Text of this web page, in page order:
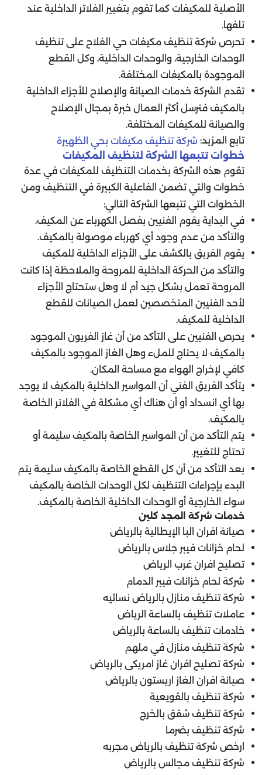
الأصلية للمكيفات كما تقوم بتغيير الفلاتر الداخلية عند
تلفها.
تحرص شركة تنظيف مكيفات حي الفلاح على تنظيف
الوحدات الخارجية، والوحدات الداخلية، وكل القطع
الموجودة بالمكيفات المختلفة.
تقدم الشركة خدمات الصيانة والإصلاح للأجزاء الداخلية
بالمكيف فترسل أكثر العمال خبرة بمجال الإصلاح
والصيانة للمكيفات المختلفة.
تابع المزيد: شركة تنظيف مكيفات بحي الظهيرة
خطوات تتبعها الشركة لتنظيف المكيفات
تقوم هذه الشركة بخدمات التنظيف للمكيفات في عدة
خطوات والتي تضمن الفاعلية الكبيرة في التنظيف ومن
الخطوات التي تتبعها الشركة التالي:
في البداية يقوم الفنيين بفصل الكهرباء عن المكيف،
والتأكد من عدم وجود أي كهرباء موصولة بالمكيف.
يقوم الفريق بالكشف على الأجزاء الداخلية للمكيف
والتأكد من الحركة الداخلية للمروحة والملاحظة إذا كانت
المروحة تعمل بشكل جيد أم لا وهل ستحتاج الأجزاء
لأحد الفنيين المتخصصين لعمل الصيانات للقطع
الداخلية للمكيف.
يحرص الفنيين على التأكد من أن غاز الفريون الموجود
بالمكيف لا يحتاج للملء وهل الغاز الموجود بالمكيف
كافي لإخراج الهواء مع مساحة المكان.
يتأكد الفريق الفني أن المواسير الداخلية بالمكيف لا يوجد
بها أي انسداد أو أن هناك أي مشكلة في الفلاتر الخاصة
بالمكيف.
يتم التأكد من أن المواسير الخاصة بالمكيف سليمة أو
تحتاج للتغيير.
بعد التأكد من أن كل القطع الخاصة بالمكيف سليمة يتم
البدء بإجراءات التنظيف لكل الوحدات الخاصة بالمكيف
سواء الخارجية أو الوحدات الداخلية الخاصة بالمكيف.
خدمات شركة المجد كلين
صيانة افران البا الإيطالية بالرياض
لحام خزانات فيبر جلاس بالرياض
تصليح افران غرب الرياض
شركة لحام خزانات فيبر الدمام
شركة تنظيف منازل بالرياض نسائيه
عاملات تنظيف بالساعة الرياض
خادمات تنظيف بالساعة بالرياض
شركة تنظيف منازل في ملهم
شركة تصليح افران غاز امريكى بالرياض
صيانة افران الغاز اريستون بالرياض
شركة تنظيف بالقويعية
شركة تنظيف شقق بالخرج
شركة تنظيف بضرما
ارخص شركة تنظيف بالرياض مجربه
شركة تنظيف مجالس بالرياض